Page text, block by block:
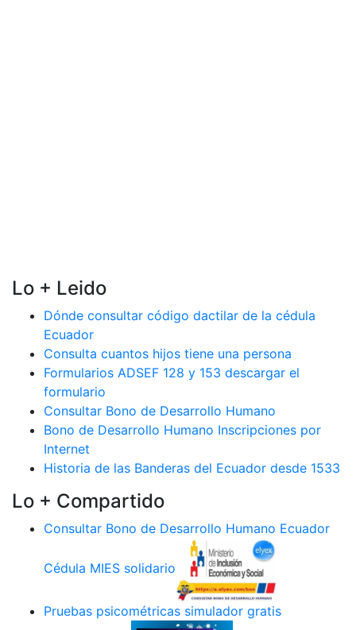
Lo + Leido
Dónde consultar código dactilar de la cédula
Ecuador
Consulta cuantos hijos tiene una persona
Formularios ADSEF 128 y 153 descargar el
formulario
Consultar Bono de Desarrollo Humano
Bono de Desarrollo Humano Inscripciones por
Internet
Historia de las Banderas del Ecuador desde 1533
Lo + Compartido
Consultar Bono de Desarrollo Humano Ecuador
Cédula MIES solidario
Pruebas psicométricas simulador gratis